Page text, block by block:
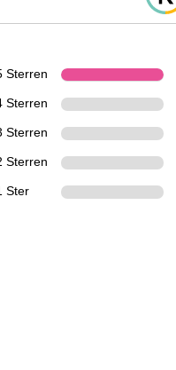
Sterren
Sterren
Sterren
Sterren
Ster